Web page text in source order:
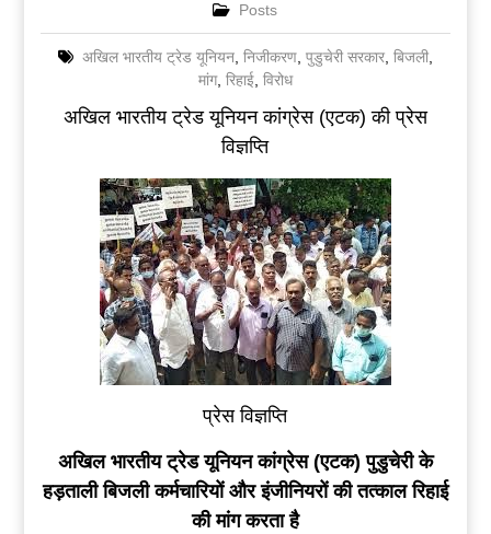
Posts
अखिल भारतीय ट्रेड यूनियन, निजीकरण, पुडुचेरी सरकार, बिजली,
मांग, रिहाई, विरोध
अखिल भारतीय ट्रेड यूनियन कांग्रेस (एटक) की प्रेस
विज्ञप्ति
प्रेस विज्ञप्ति
अखिल भारतीय ट्रेड यूनियन कांग्रेस (एटक) पुडुचेरी के
हड़ताली बिजली कर्मचारियों और इंजीनियरों की तत्काल रिहाई
की मांग करता है